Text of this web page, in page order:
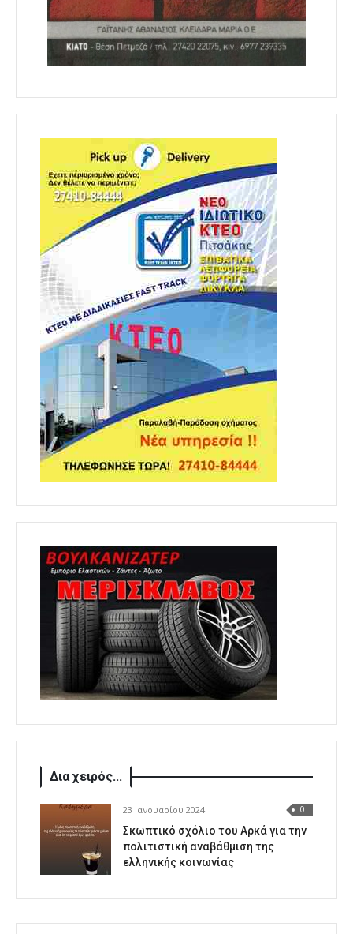
Δια χειρός...
23 Ιανουαρίου 2024 0
Σκωπτικό σχόλιο του Αρκά για την
πολιτιστική αναβάθμιση της
ελληνικής κοινωνίας